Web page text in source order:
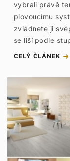
vybrali právě
plovoucímu
zvládnete ji
se liší podle
CELÝ ČLÁNEK